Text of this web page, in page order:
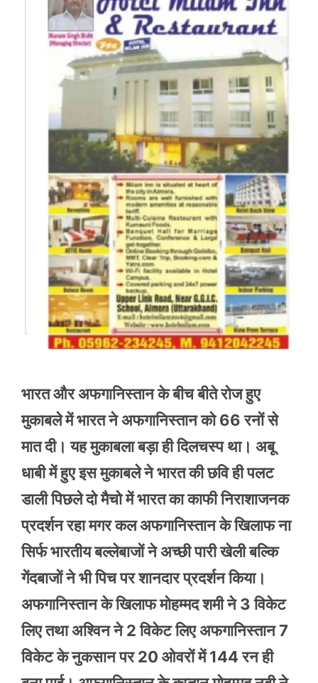
भारत और अफगानिस्तान के बीच बीते रोज हुए
मुकाबले में भारत ने अफगानिस्तान को 66 रनों से
मात दी। यह मुकाबला बड़ा ही दिलचस्प था। अबू
धाबी में हुए इस मुकाबले ने भारत की छवि ही पलट
डाली पिछले दो मैचो में भारत का काफी निराशाजनक
प्रदर्शन रहा मगर कल अफगानिस्तान के खिलाफ ना
सिर्फ भारतीय बल्लेबाजों ने अच्छी पारी खेली बल्कि
गेंदबाजों ने भी पिच पर शानदार प्रदर्शन किया।
अफगानिस्तान के खिलाफ मोहम्मद शमी ने 3 विकेट
लिए तथा अश्विन ने 2 विकेट लिए अफगानिस्तान 7
विकेट के नुकसान पर 20 ओवरों में 144 रन ही